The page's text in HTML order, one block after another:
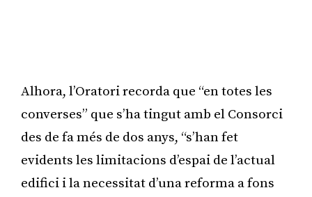
Alhora, l’Oratori recorda que “en totes les
converses” que s’ha tingut amb el Consorci
des de fa més de dos anys, “s’han fet
evidents les limitacions d’espai de l’actual
edifici i la necessitat d’una reforma a fons